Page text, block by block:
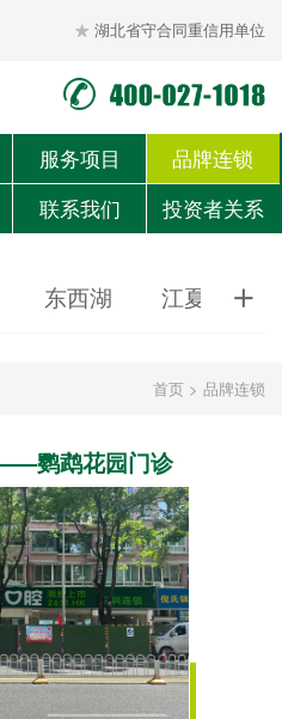
 湖北省守合同重信用单位
服务项目
品牌连锁
联系我们 投资者关系
东西湖 江夏 
首页> 品牌连锁
鹦鹉花园门诊